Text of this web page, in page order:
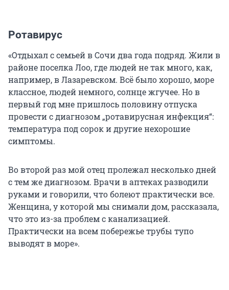
Ротавирус
«Отдыхал с семьей в Сочи два года подряд. Жили в
районе поселка Лоо, где людей не так много, как,
например, в Лазаревском. Всё было хорошо, море
классное, людей немного, солнце жгучее. Но в
первый год мне пришлось половину отпуска
провести с диагнозом „ротавирусная инфекция“:
температура под сорок и другие нехорошие
симптомы.
Во второй раз мой отец пролежал несколько дней
с тем же диагнозом. Врачи в аптеках разводили
руками и говорили, что болеют практически все.
Женщина, у которой мы снимали дом, рассказала,
что это из-за проблем с канализацией.
Практически на всем побережье трубы тупо
выводят в море».